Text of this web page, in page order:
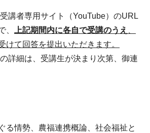
講者専用サイト（YouTube）のURL
、
上記期間内に各自で受講のうえ
けて回答を提出いただきます。
詳細は、受講生が決まり次第、御連
る情勢、農福連携概論、社会福祉と